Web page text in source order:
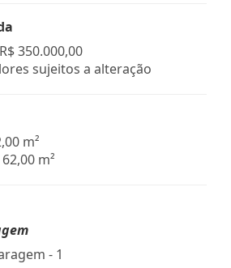
R$ 350.000,00
sujeitos a alteração
m²
m²
- 1